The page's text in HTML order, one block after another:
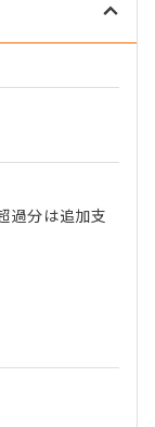
過分は追加支